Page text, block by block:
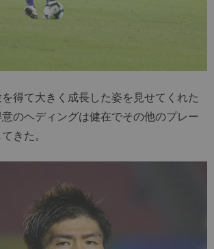
得て大きく成長した姿を見せてくれた
のヘディングは健在でその他のプレー
きた。